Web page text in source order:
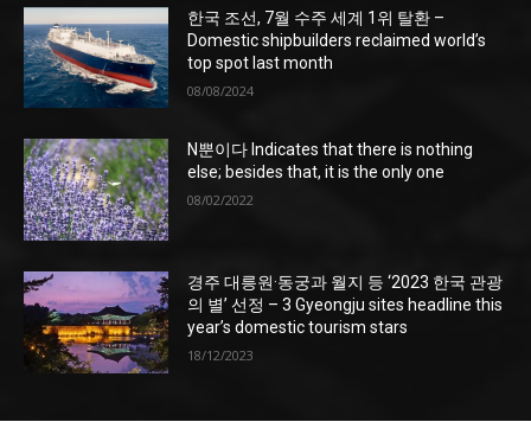
한국 조선, 7월 수주 세계 1위 탈환 –
Domestic shipbuilders reclaimed world’s
top spot last month
08/08/2024
N뿐이다 Indicates that there is nothing
else; besides that, it is the only one
08/02/2022
경주 대릉원·동궁과 월지 등 ‘2023 한국 관광
의 별’ 선정 – 3 Gyeongju sites headline this
year’s domestic tourism stars
18/12/2023